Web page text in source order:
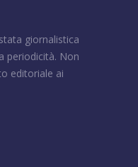
giornalistica
periodicità. Non
editoriale ai